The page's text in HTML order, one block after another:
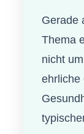
Gerade
Thema
nicht
ehrliche